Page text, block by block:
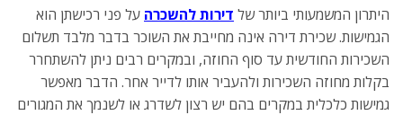
היתרון המשמעותי ביותר של דירות להשכרה על פני רכישתן הוא
הגמישות. שכירת דירה אינה מחייבת את השוכר בדבר מלבד תשלום
השכירות החודשית עד סוף החוזה, ובמקרים רבים ניתן להשתחרר
בקלות מחוזה השכירות ולהעביר אותו לדייר אחר. הדבר מאפשר
גמישות כלכלית במקרים בהם יש רצון לשדרג או לשנמך את המגורים